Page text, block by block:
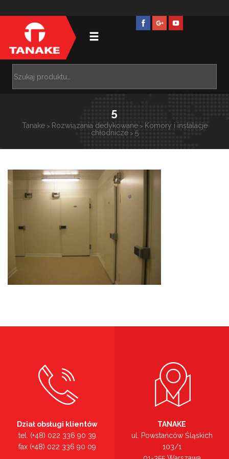
5
Tanake> Rozwiązania dedykowane> Komory i instalacje
chłodnicze> 5
Dział obsługi klientów
tel. (+48) 022 336 90 39
fax (+48) 022 336 90 09
TANAKE
ul. Powstańców Śląskich
103/1